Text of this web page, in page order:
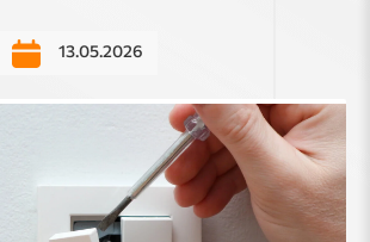
13.05.2026